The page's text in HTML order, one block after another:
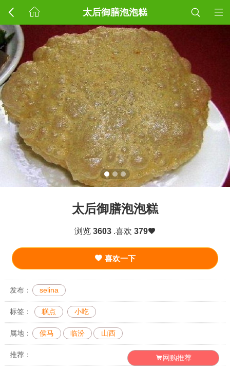
太后御膳泡泡糕
太后御膳泡泡糕
浏览 3603.喜欢 379
喜欢一下
发布： selina
标签： 糕点 小吃
属地： 侯马 临汾 山西
推荐： 网购推荐